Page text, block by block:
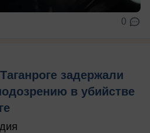
0
задержали
в убийстве